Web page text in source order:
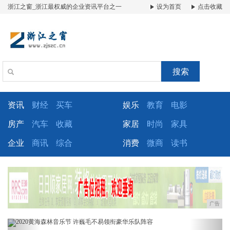
浙江之窗_浙江最权威的企业资讯平台之一 设为首页 点击收藏
搜索
资讯 财经 买车 娱乐 教育 电影
房产 汽车 收藏 家居 时尚 家具
企业 商讯 综合 消费 微商 读书
广告
Previous